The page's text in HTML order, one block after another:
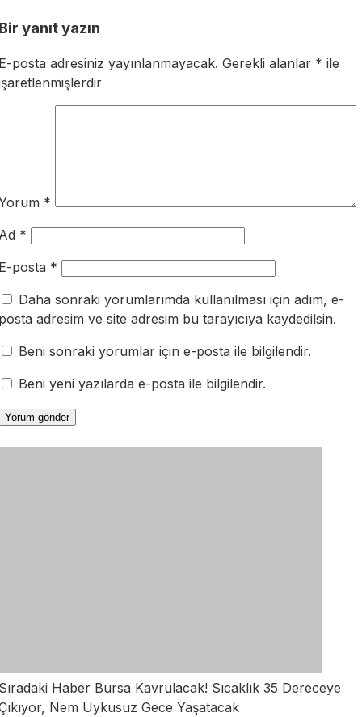
yanıt yazın
posta adresiniz yayınlanmayacak. Gerekli alanlar * ile
*
*
posta *
Daha sonraki yorumlarımda kullanılması için adım, e-
adresim ve site adresim bu tarayıcıya kaydedilsin.
Beni sonraki yorumlar için e-posta ile bilgilendir.
Beni yeni yazılarda e-posta ile bilgilendir.
Haber Bursa Kavrulacak! Sıcaklık 35 Dereceye
Nem Uykusuz Gece Yaşatacak